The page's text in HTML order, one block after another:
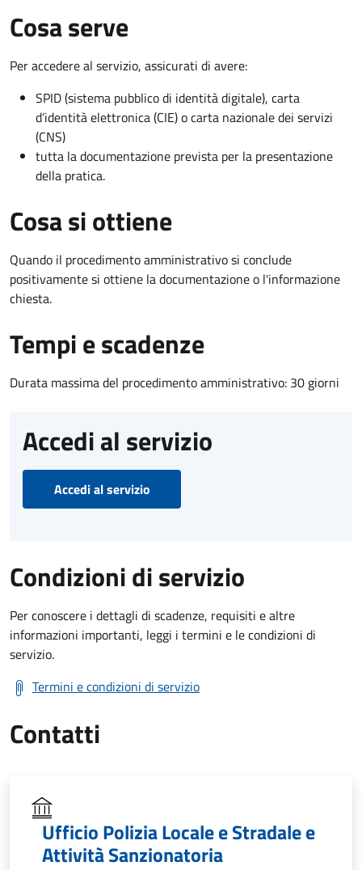
Cosa serve
Per accedere al servizio, assicurati di avere:
SPID (sistema pubblico di identità digitale), carta
d’identità elettronica (CIE) o carta nazionale dei servizi
(CNS)
tutta la documentazione prevista per la presentazione
della pratica.
Cosa si ottiene
Quando il procedimento amministrativo si conclude
positivamente si ottiene la documentazione o l'informazione
chiesta.
Tempi e scadenze
Durata massima del procedimento amministrativo: 30 giorni
Accedi al servizio
Accedi al servizio
Condizioni di servizio
Per conoscere i dettagli di scadenze, requisiti e altre
informazioni importanti, leggi i termini e le condizioni di
servizio.
Termini e condizioni di servizio
Contatti
Ufficio Polizia Locale e Stradale e
Attività Sanzionatoria